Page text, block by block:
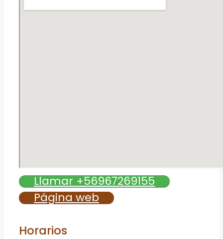
Llamar +56967269155
Página web
Horarios